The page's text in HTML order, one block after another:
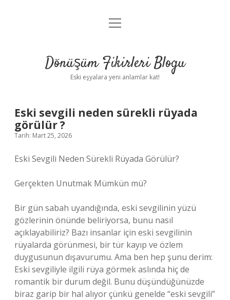
Anasayfa
Yasal Uyarı
menüyü
Dönüşüm Fikirleri Blogu
Eski eşyalara yeni anlamlar kat!
Eski sevgili neden sürekli rüyada
görülür ?
Tarih: Mart 25, 2026
Eski Sevgili Neden Sürekli Rüyada Görülür?
Gerçekten Unutmak Mümkün mü?
Bir gün sabah uyandığında, eski sevgilinin yüzü
gözlerinin önünde beliriyorsa, bunu nasıl
açıklayabiliriz? Bazı insanlar için eski sevgilinin
rüyalarda görünmesi, bir tür kayıp ve özlem
duygusunun dışavurumu. Ama ben hep şunu derim:
Eski sevgiliyle ilgili rüya görmek aslında hiç de
romantik bir durum değil. Bunu düşündüğünüzde
biraz garip bir hal alıyor çünkü genelde “eski sevgili”